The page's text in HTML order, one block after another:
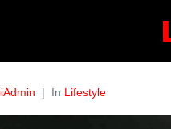
In Lifestyle